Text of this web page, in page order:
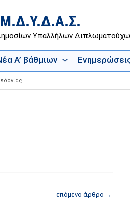
Υπαλλήλων
Α’ βάθμιων
επόμενο άρθρο →